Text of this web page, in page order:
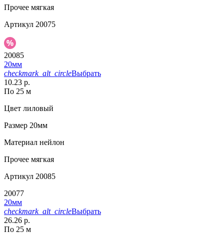
Прочее мягкая
Артикул 20075
20085
20мм
checkmark_alt_circleВыбрать
10.23 р.
По 25 м
Цвет лиловый
Размер 20мм
Материал нейлон
Прочее мягкая
Артикул 20085
20077
20мм
checkmark_alt_circleВыбрать
26.26 р.
По 25 м